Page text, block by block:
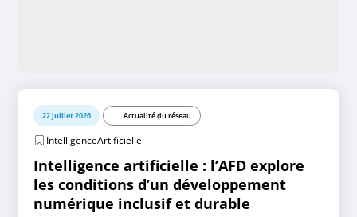
22 juillet 2026 Actualité du réseau
IntelligenceArtificielle
Intelligence artificielle : l’AFD explore
les conditions d’un développement
numérique inclusif et durable